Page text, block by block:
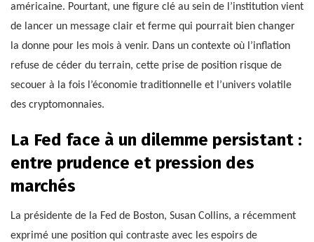
américaine. Pourtant, une figure clé au sein de l’institution vient
de lancer un message clair et ferme qui pourrait bien changer
la donne pour les mois à venir. Dans un contexte où l’inflation
refuse de céder du terrain, cette prise de position risque de
secouer à la fois l’économie traditionnelle et l’univers volatile
des cryptomonnaies.
La Fed face à un dilemme persistant :
entre prudence et pression des
marchés
La présidente de la Fed de Boston, Susan Collins, a récemment
exprimé une position qui contraste avec les espoirs de